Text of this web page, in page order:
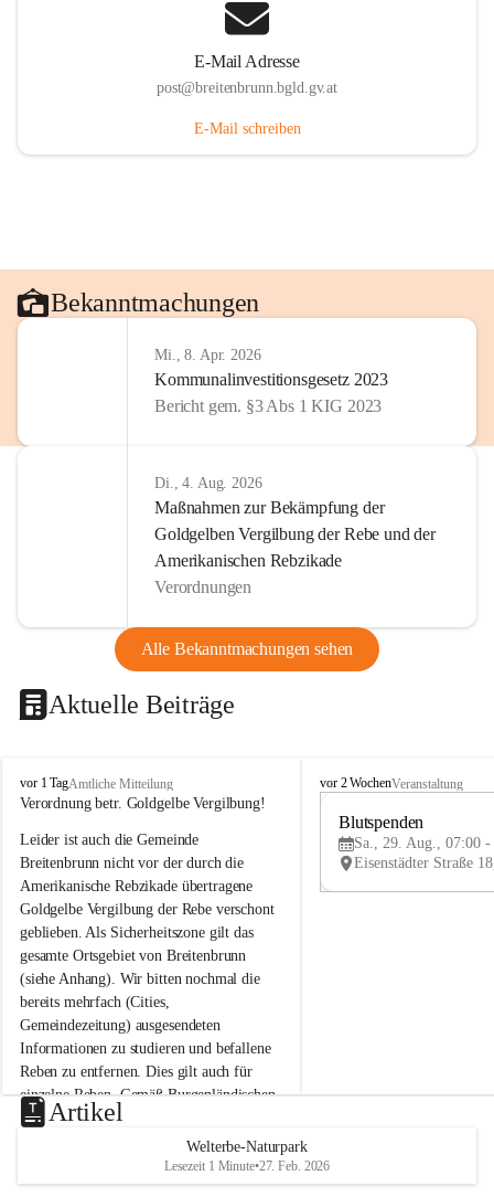
E-Mail Adresse
post@breitenbrunn.bgld.gv.at
E-Mail schreiben
Bekanntmachungen
Mi., 8. Apr. 2026
Kommunalinvestitionsgesetz 2023
Bericht gem. §3 Abs 1 KIG 2023
Di., 4. Aug. 2026
Maßnahmen zur Bekämpfung der
Goldgelben Vergilbung der Rebe und der
Amerikanischen Rebzikade
Verordnungen
Alle Bekanntmachungen sehen
Aktuelle Beiträge
B
r
i
t
e
n
b
r
u
n
n
a
m
N
e
u
s
d
vor 1 TagAmtliche Mitteilung
Verordnung betr. Goldgelbe Vergilbung!
Leider ist auch die Gemeinde
Breitenbrunn nicht vor der durch die
Amerikanische Rebzikade übertragene
Goldgelbe Vergilbung der Rebe verschont
geblieben. Als Sicherheitszone gilt das
gesamte Ortsgebiet von Breitenbrunn
(siehe Anhang). Wir bitten nochmal die
bereits mehrfach (Cities,
Gemeindezeitung) ausgesendeten
Informationen zu studieren und befallene
Reben zu entfernen. Dies gilt auch für
einzelne Reben. Gemäß Burgenländischen
Weinbaugesetz sind nicht gepflegte oder
unzulässige Weingärten zu roden! Bitte
helfen wir zusammen um unsere Winzer
vor den prognostizierten Ernteausfällen
B
e
u
e
d
vor 2 WochenVeranstaltung
Blutspenden
Sa., 29. Aug., 07:00 -
Artikel
Welterbe-Naturpark
Lesezeit 1 Minute•27. Feb. 2026